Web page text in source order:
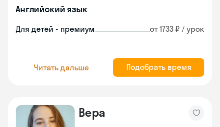
Английский язык
Для детей - премиум от 1733 ₽ / урок
Читать дальше Подобрать время
Вера